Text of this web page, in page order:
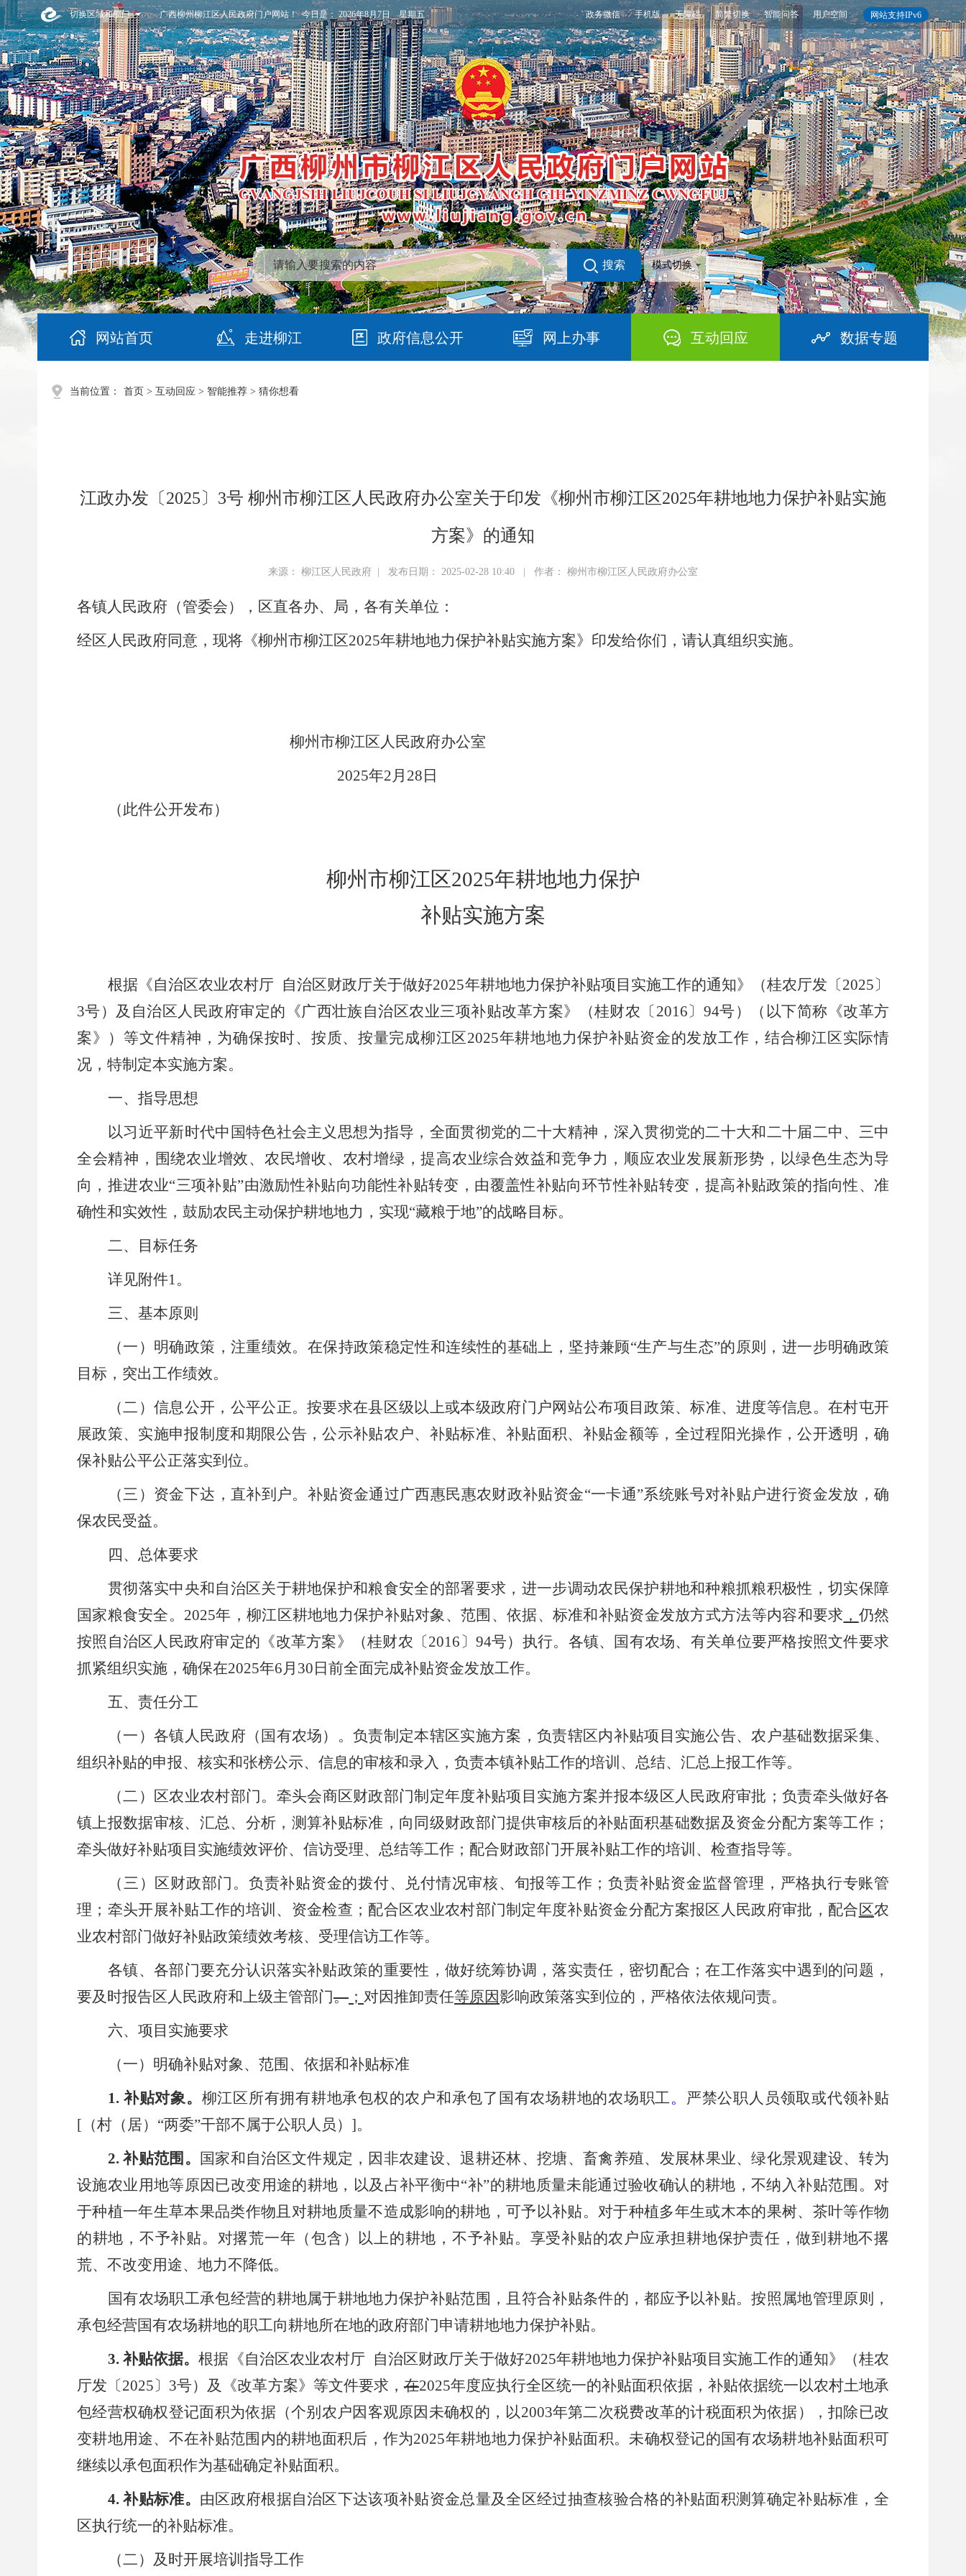
切换区域和部门 网站支持IPv6
政务微信 手机版 无障碍 简繁切换 智能问答 用户空间
广西柳州柳江区人民政府门户网站！ 今日是：2026年8月7日 星期五
搜索 模式切换
网站首页 走进柳江 政府信息公开 网上办事 互动回应 数据专题
当前位置： 首页 > 互动回应 > 智能推荐 > 猜你想看
江政办发〔2025〕3号 柳州市柳江区人民政府办公室关于印发《柳州市柳江区2025年耕地地力保护补贴实施
方案》的通知
来源： 柳江区人民政府 | 发布日期： 2025-02-28 10:40 | 作者： 柳州市柳江区人民政府办公室
各镇人民政府（管委会），区直各办、局，各有关单位：
经区人民政府同意，现将 《柳州市柳江区2025年耕地地力保护补贴实施方案》印发给你们，请认真组织实施。
柳州市柳江区人民政府办公室
2025年2月 28 日
（此件公开发布）
柳州市柳江区2025年耕地地力保护
补贴实施方案
根据《自治区农业农村厅 自治区财政厅关于做好2025年耕地地力保护补贴项目实施工作的通知》（桂农厅发 〔2025〕
3号） 及自治区人民政府审定的《广西壮族自治区农业三项补贴改革方案》（桂财农 〔 2016〕 94号）（以下简称《改革方
案》）等文件精神，为确保按时、按质、按量完成柳江区2025年耕地地力保护补贴资金的发放工作，结合柳江区实际情
况，特制定本实施方案。
一、指导思想
以习近平新时代中 国特色社会主义思想为指导，全面贯彻党的二十大精神，深入贯彻党的二十大和二十届二中、三中
全会精神，围绕农业增效、农民增收、农村增绿，提高农业综合效益和竞争力，顺应农业发展新形势，以绿色生态为导
向，推进农业“三项补贴”由激励性补贴向功能性补贴转变，由覆盖性补贴向环节性补贴转变，提高补贴政策的指向性、准
确性和实效性，鼓励农民主动保护耕地地力，实现“藏粮于地”的战略目标。
二、
目标任务
详见附件1。
三、基本原则
（一） 明确政策，注重绩效。 在保持政策稳定性和连续性的基础上 ，坚持兼顾“生产与生态”的原则，进一步明确政策
目标，突出工作绩效。
（二） 信息公开，公平公正。按要求在县区级以上或本级政府门户网站公布项目政策、标准、进度等信息。在村屯开
展政策、实施申报制度和期限公告，公示补贴农户、补贴标准、补贴面积、补贴金额等，全过程阳光操作，公开透明，确
保补贴公平公正落实到位。
（三） 资金下达，直补到户。 补贴资金通过广西惠民惠农财政补贴资金“一卡通”系统账号对补贴户进行资金发放，确
保农民受益。
四、总体要求
贯彻落实中央和自治区关于耕地保护和粮食安全的部署要求，进一步调动农民保护耕地和种粮抓粮积极性，切实保障
国家粮食安全。 2025年，柳江区耕地地力保护补贴对象、范围、依据、标准和补贴资金发放方式方法等内容和要求 ， 仍然
按照自治区人民政府审定的《改革方案》（桂财农〔2016 〕 94号）执行。各镇、国有农场、有关单位要严格按照文件要求
抓紧组织实施，确保在2025年6月 30 日前全面完成补贴资金发放工作。
五、责任分工
（一）各镇人民政府（国有农场）。负责制定本辖区实施方案，负责辖区内补贴项目实施公告、农户基础数据采集、
组织补贴的申报、核实和张榜公示、信息的审核和录入，负责本镇补贴工作的培训、总结、汇总上报工作等。
（二）
区农业农村部门。 牵头会商区财政部门制定年度补贴项目实施方案并报本级 区人民政府审批；负责牵头做好各
镇上报数据审核、汇总、分析，测算补贴标准，向 同级财政部门提供审核后的补贴面积基础数据及资金分配方案等工作；
牵头做好补贴项目实施绩效评价、信访受理、总结等工作；配合财政部门开展补贴工作的培训、检查指导等。
（三）
区财政部门 。 负责补贴资金的拨付、兑付情况审核、旬报等工作；负责补贴资金监督管理，严格执行专账管
理；牵头开展补贴工作的培训、资金检查；配合区农业农村部门制定年度补贴资金分配方案报区人民政府审批，配合 区农
业农村部门做好补贴政策绩效考核、 受理信访工作等。
各镇、 各部门要充分认识落实补贴政策的重要性，做好统筹协调，落实责任，密切配合；在工作落实中遇到的问题，
要及时报告区人民政府和上级主管部门。 ； 对因推卸责任等原因影响政策落实到位的，严格依法依规问责。
六、项目实施要求
（一）明确补贴对象、范围、依据和补贴标准
1. 补贴对象。 柳江区所有拥有耕地承包权的农户和承包了国有农场耕地的农场职工。 严禁公职人员领取或代领补贴
[（村（居）“两委”干部不属于公职人员 ）]。
2.补贴范围 。 国家和自治区文件规定， 因非农建设、退耕还林、挖塘、畜禽养殖、发展林果业、绿化景观建设、转为
设施农业用地等原因已改变用途的耕地，以及占补平衡中“补”的耕地质量未能通过验收确认的耕地，不纳入补贴范围。对
于种植一年生草本果品类作物 且对耕地质量不造成影响的耕地 ，可予以补贴。对于种植多年生或木本的果树、茶叶等作物
的耕地，不予补贴。对撂荒一年（包含）以上的耕地 ，不予补贴。享受补贴的农户应承担耕地保护责任，做到耕地不撂
荒、不改变用途、地力不降低。
国有农场职工承包经营的耕地属于耕地地力保护补贴范围，且符合补贴条件的，都应予以补贴。按照属地管理原则，
承包经营国有农场耕地的职工向耕地所在地的政府部门申请耕地地力保护补贴。
3.补贴依据。根据 《自治区农业农村厅 自治区财政厅关于做好2025年耕地地力保护补贴项目实施工作的通知》
（桂农
厅发〔2025〕 3号）及 《改革方案》等文件要求，在2025年度应执行全区统一的补贴面积依据， 补贴依据统一以农村土地承
包经营权确权登记面积为依据（个别农户因客观原因未确权的，以2003年第二次税费改革的计税面积为依据），扣除已改
变耕地用途、不在补贴范围内的耕地面积后，作为2025年耕地地力保护补贴面积。未确权登记的国有农场耕地补贴面积可
继续以承包面积作为基础确定补贴面积。
4.补贴标准。 由区政府根据自治区下达该项补贴资金总量及全区经过抽查核验合格的补贴面积测算确定补贴标准，全
区执行统一的补贴标准。
（二）及时开展培训指导工作